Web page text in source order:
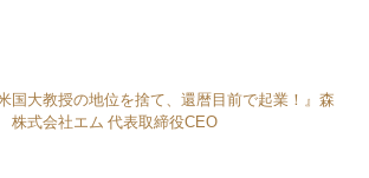
米国大教授の地位を捨て、還暦目前で起業！』森
式会社エム 代表取締役CEO